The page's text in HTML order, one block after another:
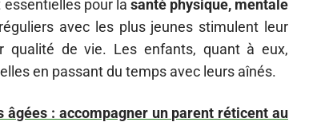
pour la santé physique, mentale
avec les plus jeunes stimulent leur
qualité de vie. Les enfants, quant à eux,
en passant du temps avec leurs aînés.
: accompagner un parent réticent au